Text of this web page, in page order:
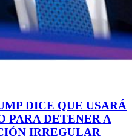
DICE QUE USARÁ
PARA DETENER A
IRREGULAR